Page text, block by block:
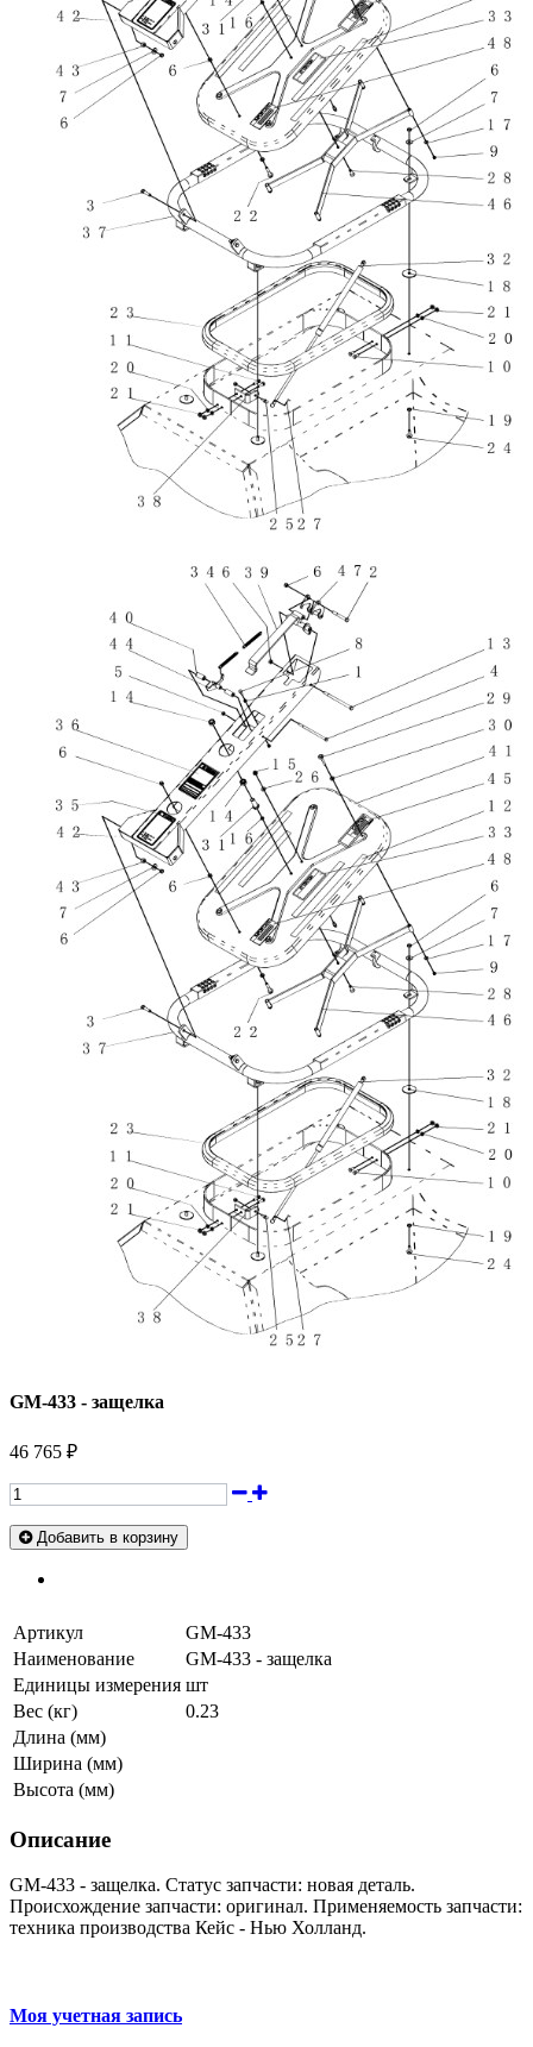
GM-433 - защелка
46 765 ₽
Добавить в корзину
Артикул
GM-433
Наименование
GM-433 - защелка
Единицы измерения шт
Вес (кг)
0.23
Длина (мм)
Ширина (мм)
Высота (мм)
Описание
GM-433 - защелка. Статус запчасти: новая деталь.
Происхождение запчасти: оригинал. Применяемость запчасти:
техника производства Кейс - Нью Холланд.
Моя учетная запись